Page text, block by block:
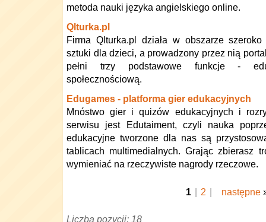
metoda nauki języka angielskiego online.
Qlturka.pl
Firma Qlturka.pl działa w obszarze
sztuki dla dzieci, a prowadzony przez nią
pełni trzy podstawowe funkcje -
społecznościową.
Edugames - platforma gier edukacyjnych
Mnóstwo gier i quizów edukacyjnych i
serwisu jest Edutaiment, czyli nauka
edukacyjne tworzone dla nas są
tablicach multimedialnych. Grając zbierasz
wymieniać na rzeczywiste nagrody rzeczowe.
1 | 2 | następne
Liczba pozycji: 18